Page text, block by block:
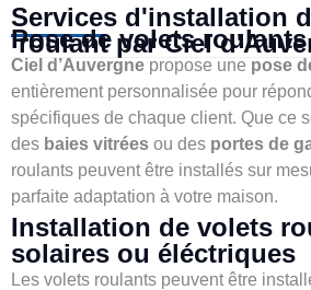
Services d'installation
roulant par Ciel
Pose de volets
Ciel d’Auvergne propose une pose
entièrement personnalisée pour
spécifiques de chaque client. Que ce
des baies vitrées ou des portes de
roulants peuvent être installés sur
parfaite adaptation à votre maison.
Installation de volets
solaires ou éléctriques
Les volets roulants peuvent être